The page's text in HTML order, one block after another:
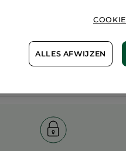
ALLES AFWIJZEN